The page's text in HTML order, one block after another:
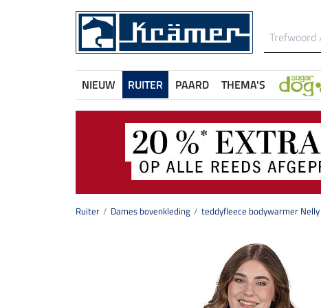
NIEUW RUITER PAARD THEMA'S
Ruiter Dames bovenkleding teddyfleece bodywarmer Nelly